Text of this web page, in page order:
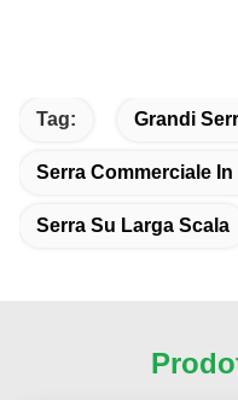
Tag: Grandi
Serra Commerciale
Serra Su Larga Scala